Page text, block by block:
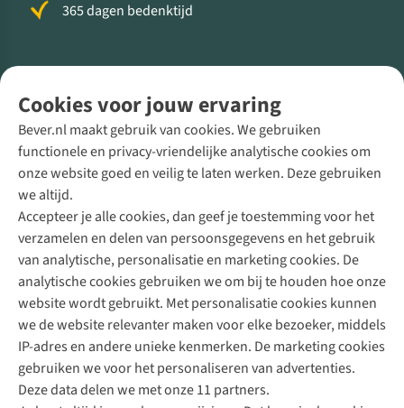
Cookies voor jouw ervaring
Bever.nl maakt gebruik van cookies. We gebruiken
functionele en privacy-vriendelijke analytische cookies om
onze website goed en veilig te laten werken. Deze gebruiken
we altijd.
Accepteer je alle cookies, dan geef je toestemming voor het
verzamelen en delen van persoonsgegevens en het gebruik
van analytische, personalisatie en marketing cookies. De
analytische cookies gebruiken we om bij te houden hoe onze
website wordt gebruikt. Met personalisatie cookies kunnen
we de website relevanter maken voor elke bezoeker, middels
IP-adres en andere unieke kenmerken. De marketing cookies
gebruiken we voor het personaliseren van advertenties.
Deze data delen we met onze 11 partners.
365 dagen bedenktijd
Direct advies van een Buitenexpert
+31 (0)85 888 50 88
+31 6 12 28 49 80
Contactformulier